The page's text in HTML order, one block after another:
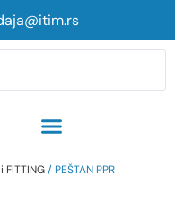
FITTING/ PEŠTAN PPR